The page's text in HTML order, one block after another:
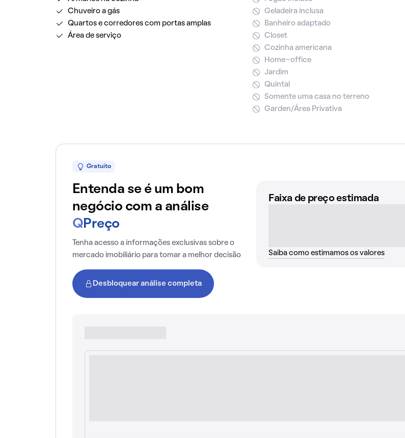
Chuveiro a gás
Quartos e corredores com portas amplas
Área de serviço
Geladeira inclusa
Banheiro adaptado
Closet
Cozinha americana
Home-office
Jardim
Quintal
Somente uma casa no terreno
Garden/Área Privativa
Gratuito
Entenda se é um bom
negócio com a análise
Q Preço
Tenha acesso a informações exclusivas sobre o
mercado imobiliário para tomar a melhor decisão
Desbloquear análise completa
Faixa de preço estimada
Saiba como estimamos os valores